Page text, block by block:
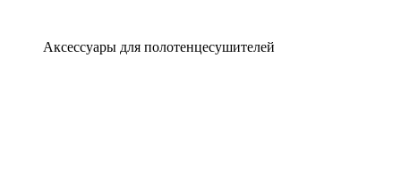
Аксессуары для полотенцесушителей